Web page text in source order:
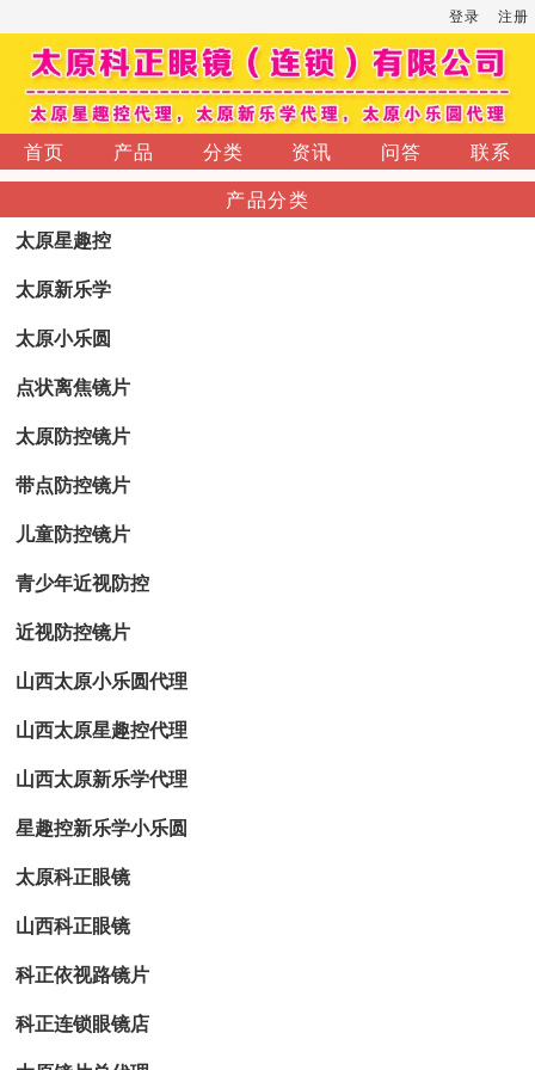
登录 注册
首页 产品 分类 资讯 问答
联系
产品分类
太原星趣控
太原新乐学
太原小乐圆
点状离焦镜片
太原防控镜片
带点防控镜片
儿童防控镜片
青少年近视防控
近视防控镜片
山西太原小乐圆代理
山西太原星趣控代理
山西太原新乐学代理
星趣控新乐学小乐圆
太原科正眼镜
山西科正眼镜
科正依视路镜片
科正连锁眼镜店